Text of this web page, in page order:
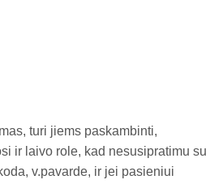
turi jiems paskambinti,
ir laivo role, kad nesusipratimu su
v.pavarde, ir jei pasieniui